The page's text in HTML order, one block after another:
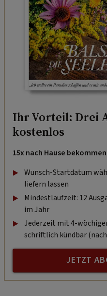
Ihr Vorteil: Drei
kostenlos
15x nach Hause
Wunsch-Startdatum
liefern lassen
Mindestlaufzeit: 12
im Jahr
Jederzeit mit 4-
schriftlich kündbar
JETZT